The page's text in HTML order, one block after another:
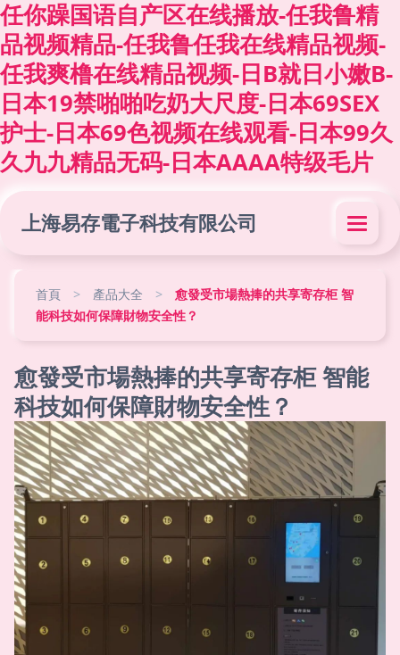
任你躁国语自产区在线播放-任我鲁精
品视频精品-任我鲁任我在线精品视频-
任我爽橹在线精品视频-日B就日小嫩B-
日本19禁啪啪吃奶大尺度-日本69SEX
护士-日本69色视频在线观看-日本99久
久九九精品无码-日本AAAA特级毛片
上海易存電子科技有限公司
首頁 > 產品大全 >
愈發受市場熱捧的共享寄存柜 智
能科技如何保障財物安全性？
愈發受市場熱捧的共享寄存柜 智能
科技如何保障財物安全性？